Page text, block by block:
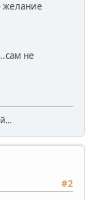
желание
не
#2